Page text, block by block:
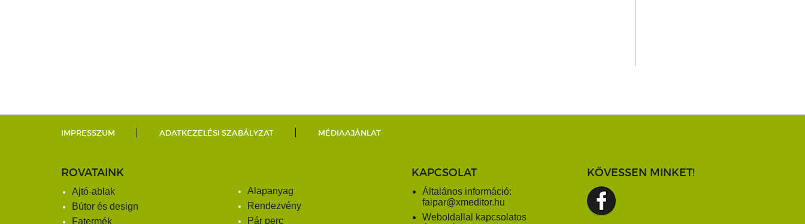
IMPRESSZUM ADATKEZELÉSI SZABÁLYZAT MÉDIAAJÁNLAT
ROVATAINK
Ajtó-ablak
Bútor és design
Fatermék
Alapanyag
Rendezvény
Pár perc
KAPCSOLAT
Általános információ:
faipar@xmeditor.hu
Weboldallal kapcsolatos
KÖVESSEN MINKET!